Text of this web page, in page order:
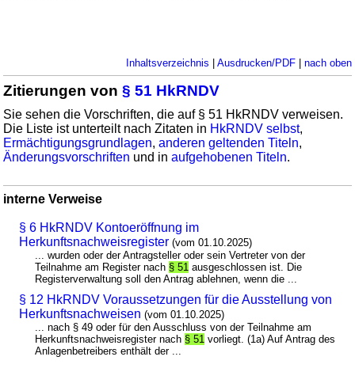
Inhaltsverzeichnis | Ausdrucken/PDF| nach oben
Zitierungen von§ 51 HkRNDV
Sie sehen die Vorschriften, die auf § 51 HkRNDV verweisen.
Die Liste ist unterteilt nach Zitaten in HkRNDV selbst,
Ermächtigungsgrundlagen,anderen geltenden Titeln,
Änderungsvorschriften und inaufgehobenen Titeln.
interne Verweise
§ 6 HkRNDV Kontoeröffnung im
Herkunftsnachweisregister (vom 01.10.2025)
... wurden oder der Antragsteller oder sein Vertreter von der
Teilnahme am Register nach § 51 ausgeschlossen ist. Die
Registerverwaltung soll den Antrag ablehnen, wenn die ...
§ 12 HkRNDV Voraussetzungen für die Ausstellung von
Herkunftsnachweisen (vom 01.10.2025)
... nach § 49 oder für den Ausschluss von der Teilnahme am
Herkunftsnachweisregister nach § 51 vorliegt. (1a) Auf Antrag des
Anlagenbetreibers enthält der ...